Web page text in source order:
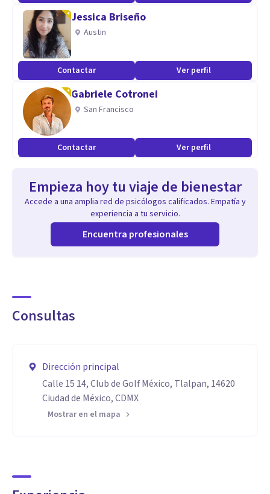
Jessica Briseño
Austin
Contactar Ver perfil
Gabriele Cotronei
San Francisco
Contactar Ver perfil
Empieza hoy tu viaje de bienestar
Accede a una amplia red de psicólogos calificados. Empatía y
experiencia a tu servicio.
Encuentra profesionales
Consultas
Dirección principal
Calle 15 14, Club de Golf México, Tlalpan, 14620
Ciudad de México, CDMX
Mostrar en el mapa